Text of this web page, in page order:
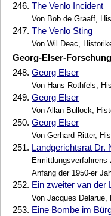
246. The Venlo Incident
Von Bob de Graaff,
247. The Venlo Sting
Von Wil Deac,
Georg-Elser-Forschung
248. Georg Elser
Von Hans Rothfels,
249. Georg Elser
Von Allan Bullock,
250. Georg Elser
Von Gerhard Ritter,
251. Landgerichtsrat Dr.
Ermittlungsverfahrens
Anfang der 1950-er
252. Ein zweiter van der
Von Jacques Delarue,
253. Eine Bombe im